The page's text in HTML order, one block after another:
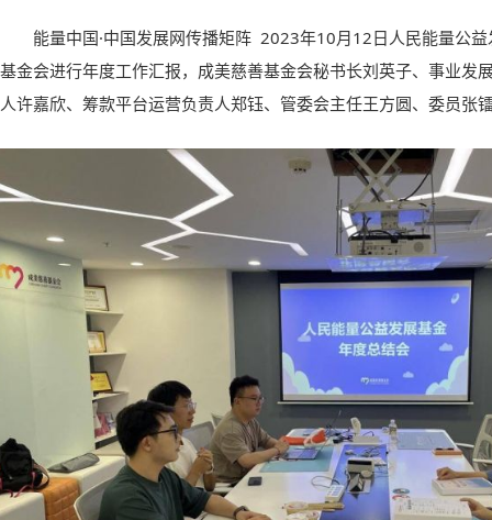
能量中国·中国发展网传播矩阵 2023年10月12日人民能量公
基金会进行年度工作汇报，成美慈善基金会秘书长刘英子、事业发
人许嘉欣、筹款平台运营负责人郑钰、管委会主任王方圆、委员张